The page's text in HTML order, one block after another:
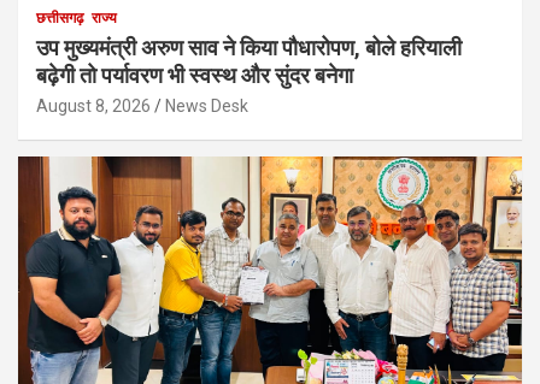
छत्तीसगढ़ राज्य
उप मुख्यमंत्री अरुण साव ने किया पौधारोपण, बोले हरियाली
बढ़ेगी तो पर्यावरण भी स्वस्थ और सुंदर बनेगा
August 8, 2026 News Desk